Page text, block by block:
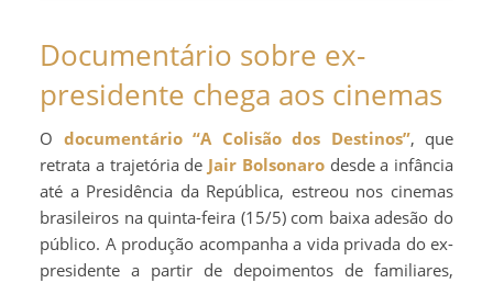
Documentário sobre ex-
presidente chega aos cinemas
documentário “A Colisão dos Destinos”, que
retrata a trajetória de Jair Bolsonarodesde a infância
até a Presidência da República, estreou nos cinemas
brasileiros na quinta-feira (15/5) com baixa adesão do
público. A produção acompanha a vida privada do ex-
presidente a partir de depoimentos de familiares,